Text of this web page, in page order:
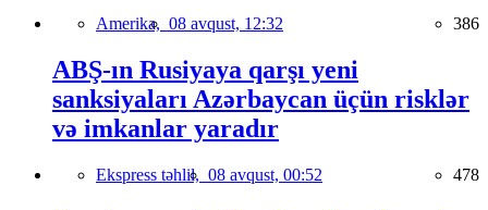
Amerika, 08 avqust, 12:32 386
ABŞ-ın Rusiyaya qarşı yeni
sanksiyaları Azərbaycan üçün risklər
və imkanlar yaradır
Ekspress təhlil, 08 avqust, 00:52 478